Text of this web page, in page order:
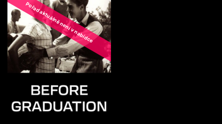
Pořad aktuálně není v nabídce